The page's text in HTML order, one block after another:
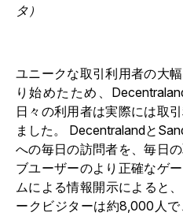
タ）
ユニークな取引利用者の大
り始めたため、
日々の利用者は実際には取
ました。
Decentralandと
への毎日の訪問者を、毎日
ブユーザーのより正確なゲ
ムによる情報開示によると
ークビジターは約8,000人